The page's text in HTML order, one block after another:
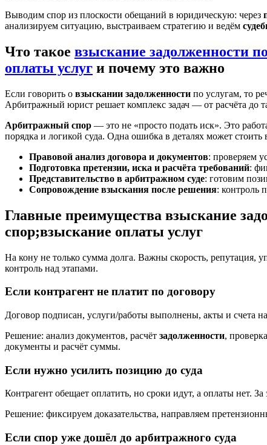
Выводим спор из плоскости обещаний в юридическую: через
анализируем ситуацию, выстраиваем стратегию и ведём
Что такое взыскание задолженности
оплаты услуг и почему это важно
Если говорить о взыскании задолженности по услугам, то
Арбитражный юрист решает комплекс задач — от расчёта до
Арбитражный спор — это не «просто подать иск». Это
порядка и логикой суда. Одна ошибка в деталях может стоить
Правовой анализ договора и документов: проверяем
Подготовка претензии, иска и расчёта требований:
Представительство в арбитражном суде: готовим
Сопровождение взыскания после решения: контроль
Главные преимущества взыскание
спор;взыскание оплаты услуг
На кону не только сумма долга. Важны скорость, репутация,
контроль над этапами.
Если контрагент не платит по договору
Договор подписан, услуги/работы выполнены, акты и счета
Решение: анализ документов, расчёт задолженности,
документы и расчёт суммы.
Если нужно усилить позицию до суда
Контрагент обещает оплатить, но сроки идут, а оплаты нет.
Решение: фиксируем доказательства, направляем
Если спор уже дошёл до арбитражного суда